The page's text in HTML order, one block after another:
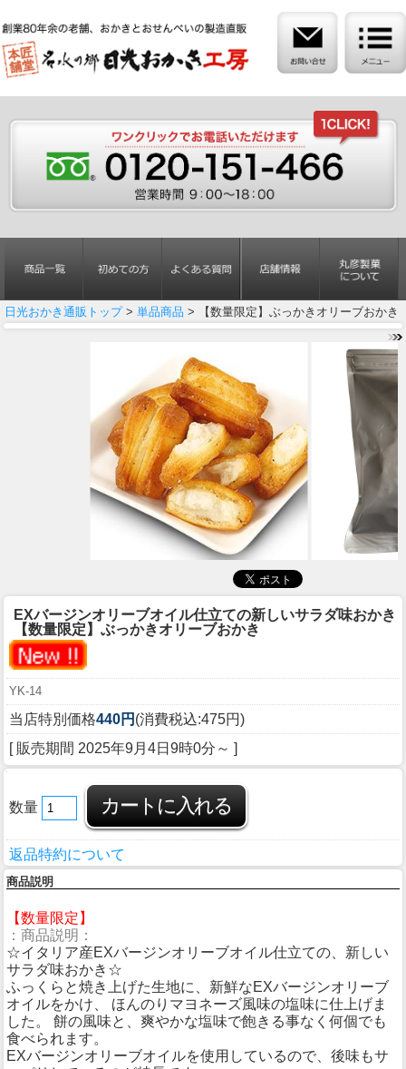
日光おかき通販トップ> 単品商品 > 【数量限定】ぶっかきオリーブおかき
EXバージンオリーブオイル仕立ての新しいサラダ味おかき
【数量限定】ぶっかきオリーブおかき
YK-14
当店特別価格440円 (消費税込:475円)
[ 販売期間 2025年9月4日9時0分 ～ ]
数量
返品特約について
商品説明
【数量限定】
：商品説明：
☆イタリア産EXバージンオリーブオイル仕立ての、新しい
サラダ味おかき☆
ふっくらと焼き上げた生地に、新鮮なEXバージンオリーブ
オイルをかけ、 ほんのりマヨネーズ風味の塩味に仕上げま
した。 餅の風味と、爽やかな塩味で飽きる事なく何個でも
食べられます。
EXバージンオリーブオイルを使用しているので、後味もサ